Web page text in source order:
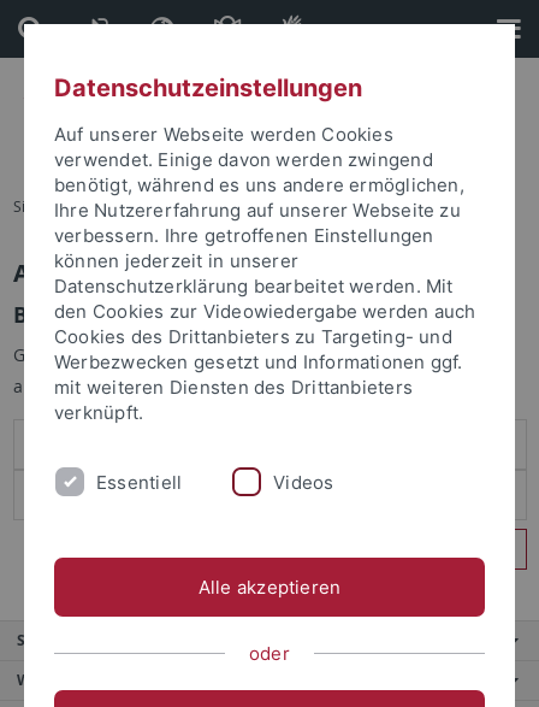
Direkt
zum
Inhalt
Direkt
zur
Fußleiste
Sie sind hier: Startseite
Anmelden
Benutzeranmeldung
Geben Sie Ihren Benutzernamen und Ihr Passwort an um sich
anzumelden:
Service
Weitere Angebote
Datenschutzeinstellungen
Auf unserer Webseite werden Cookies
verwendet. Einige davon werden zwingend
benötigt, während es uns andere ermöglichen,
Ihre Nutzererfahrung auf unserer Webseite zu
verbessern. Ihre getroffenen Einstellungen
können jederzeit in unserer
Datenschutzerklärung bearbeitet werden. Mit
den Cookies zur Videowiedergabe werden auch
Cookies des Drittanbieters zu Targeting- und
Werbezwecken gesetzt und Informationen ggf.
mit weiteren Diensten des Drittanbieters
verknüpft.
Essentiell Videos
Alle akzeptieren
oder